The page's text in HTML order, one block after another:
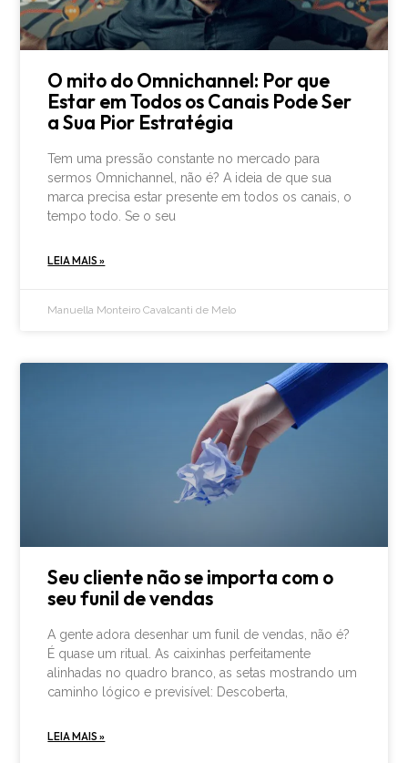
O mito do Omnichannel: Por que
Estar em Todos os Canais Pode Ser
a Sua Pior Estratégia
Tem uma pressão constante no mercado para
sermos Omnichannel, não é? A ideia de que sua
marca precisa estar presente em todos os canais, o
tempo todo. Se o seu
LEIA MAIS »
Manuella Monteiro Cavalcanti de Melo
Seu cliente não se importa com o
seu funil de vendas
A gente adora desenhar um funil de vendas, não é?
É quase um ritual. As caixinhas perfeitamente
alinhadas no quadro branco, as setas mostrando um
caminho lógico e previsível: Descoberta,
LEIA MAIS »